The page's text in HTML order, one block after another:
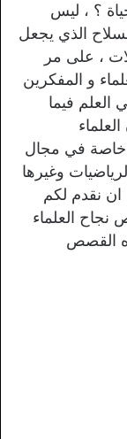
؟ ، ليس
الذي يجعل
، على مر
و المفكرين
العلم فيما
خاصة في مجال
وغيرها
ان نقدم لكم
العلماء
القصص